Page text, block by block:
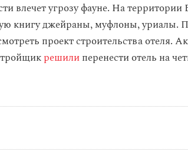
влечет угрозу фауне. На
книгу джейраны, муфлоны, уриалы.
проект строительства отеля.
решилиперенести отель на